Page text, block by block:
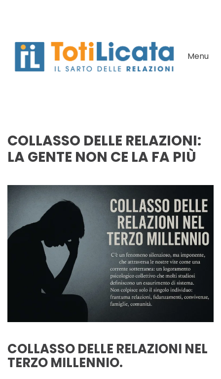
Menu
COLLASSO DELLE RELAZIONI:
LA GENTE NON CE LA FA PIÙ
COLLASSO DELLE RELAZIONI NEL
TERZO MILLENNIO.